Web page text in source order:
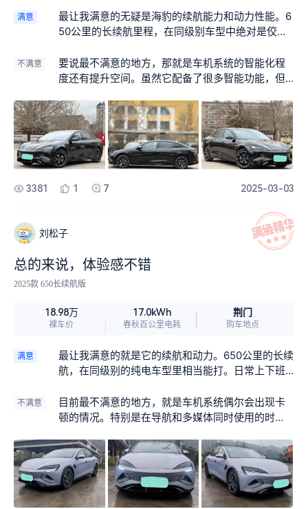
满意
最让我满意的无疑是海豹的续航能力和动力性能。6
50公里的长续航里程，在同级别车型中绝对是佼佼
本就足够了，完全没有续航焦虑。而且，它的动力
相当强劲，电机的爆发力十足，轻点电门就能感受
那种畅快的驾驶体验真的让人欲罢不能。
不满意
要说最不满意的地方，那就是车机系统的智能化程
度还有提升空间。虽然它配备了很多智能功能，但
意。
3381 1 7 2025-03-03
刘松子
总的来说，体验感不错
2025款 650长续航版
18.98万
裸车价
17.0kWh
春秋百公里电耗
荆门
购车地点
满意
最让我满意的就是它的续航和动力。650公里的长续
航，在同级别的纯电车型里相当能打。日常上下班
长途旅行，也不用担心续航焦虑。动力方面更是强
劲，起步加速迅猛，推背感十足，超车的时候相当
不满意
目前最不满意的地方，就是车机系统偶尔会出现卡
顿的情况。特别是在导航和多媒体同时使用的时
秒才能执行指令，这对于追求流畅体验的我来说，
确实有些影响驾驶心情。